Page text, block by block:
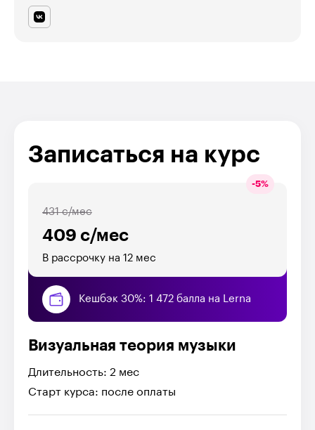
Записаться на курс
-5%
409 с/мес
431 с/мес
В рассрочку на 12 мес
Кешбэк 30%: 1 472 балла на Lerna
Визуальная теория музыки
Длительность: 2 мес
Старт курса: после оплаты